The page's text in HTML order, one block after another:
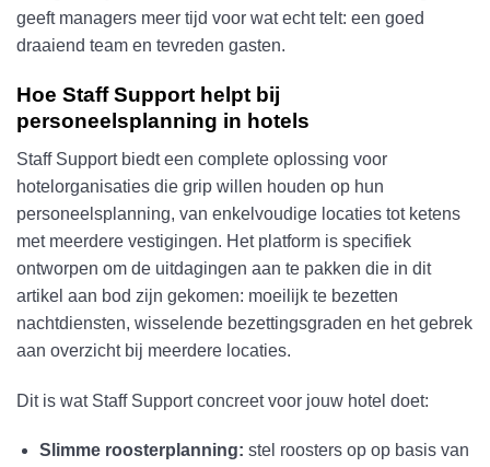
geeft managers meer tijd voor wat echt telt: een goed
draaiend team en tevreden gasten.
Hoe Staff Support helpt bij
personeelsplanning in hotels
Staff Support biedt een complete oplossing voor
hotelorganisaties die grip willen houden op hun
personeelsplanning, van enkelvoudige locaties tot ketens
met meerdere vestigingen. Het platform is specifiek
ontworpen om de uitdagingen aan te pakken die in dit
artikel aan bod zijn gekomen: moeilijk te bezetten
nachtdiensten, wisselende bezettingsgraden en het gebrek
aan overzicht bij meerdere locaties.
Dit is wat Staff Support concreet voor jouw hotel doet:
Slimme roosterplanning: stel roosters op op basis van